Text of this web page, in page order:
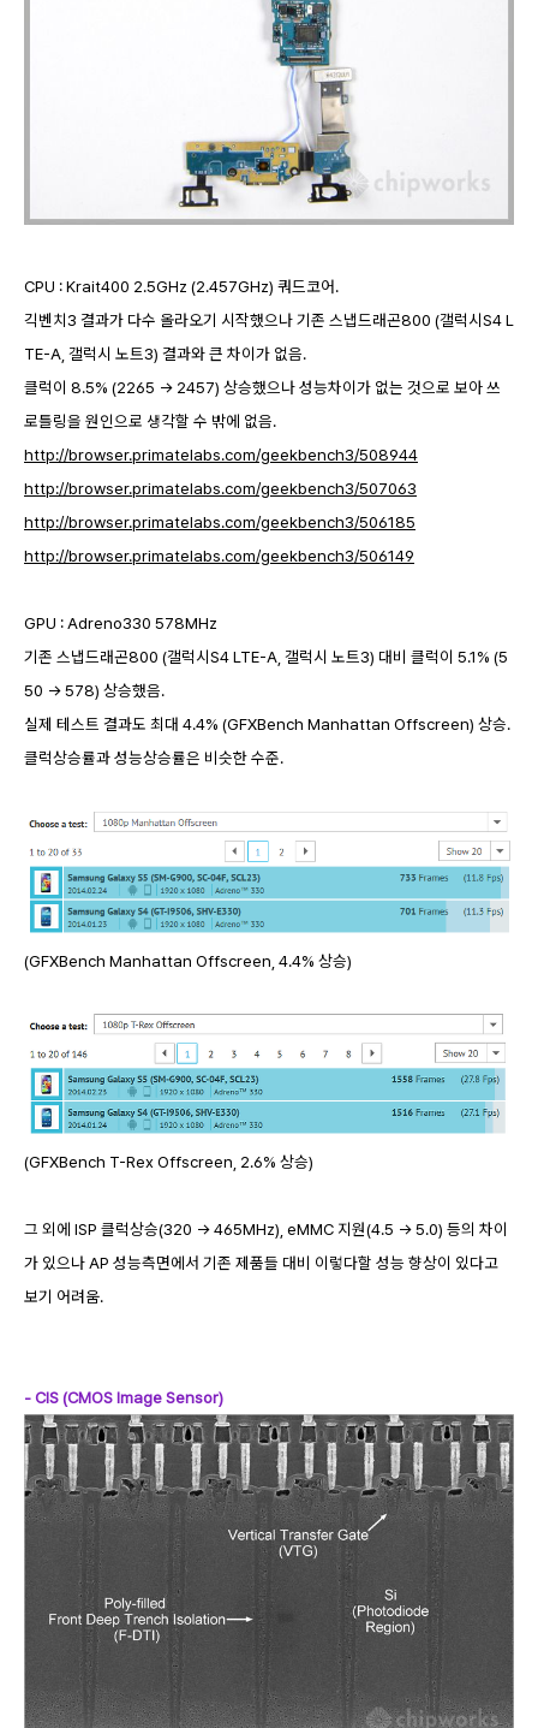
CPU : Krait400 2.5GHz (2.457GHz) 쿼드코어.
긱벤치3 결과가 다수 올라오기 시작했으나 기존 스냅드래곤800 (갤럭시S4 L
TE-A, 갤럭시 노트3) 결과와 큰 차이가 없음.
클럭이 8.5% (2265 -> 2457) 상승했으나 성능차이가 없는 것으로 보아 쓰
로틀링을 원인으로 생각할 수 밖에 없음.
http://browser.primatelabs.com/geekbench3/508944
http://browser.primatelabs.com/geekbench3/507063
http://browser.primatelabs.com/geekbench3/506185
http://browser.primatelabs.com/geekbench3/506149
GPU : Adreno330 578MHz
기존 스냅드래곤800 (갤럭시S4 LTE-A, 갤럭시 노트3) 대비 클럭이 5.1% (5
50 -> 578) 상승했음.
실제 테스트 결과도 최대 4.4% (GFXBench Manhattan Offscreen) 상승.
클럭상승률과 성능상승률은 비슷한 수준.
(GFXBench Manhattan Offscreen, 4.4% 상승)
(GFXBench T-Rex Offscreen, 2.6% 상승)
그 외에 ISP 클럭상승(320 -> 465MHz), eMMC 지원(4.5 -> 5.0) 등의 차이
가 있으나 AP 성능측면에서 기존 제품들 대비 이렇다할 성능 향상이 있다고
보기 어려움.
- CIS (CMOS Image Sensor)